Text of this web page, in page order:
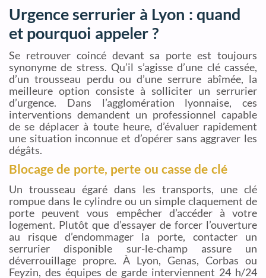
Urgence serrurier à Lyon : quand
et pourquoi appeler ?
Se retrouver coincé devant sa porte est toujours
synonyme de stress. Qu’il s’agisse d’une clé cassée,
d’un trousseau perdu ou d’une serrure abîmée, la
meilleure option consiste à solliciter un serrurier
d’urgence. Dans l’agglomération lyonnaise, ces
interventions demandent un professionnel capable
de se déplacer à toute heure, d’évaluer rapidement
une situation inconnue et d’opérer sans aggraver les
dégâts.
Blocage de porte, perte ou casse de clé
Un trousseau égaré dans les transports, une clé
rompue dans le cylindre ou un simple claquement de
porte peuvent vous empêcher d’accéder à votre
logement. Plutôt que d’essayer de forcer l’ouverture
au risque d’endommager la porte, contacter un
serrurier disponible sur-le-champ assure un
déverrouillage propre. À Lyon, Genas, Corbas ou
Feyzin, des équipes de garde interviennent 24 h/24